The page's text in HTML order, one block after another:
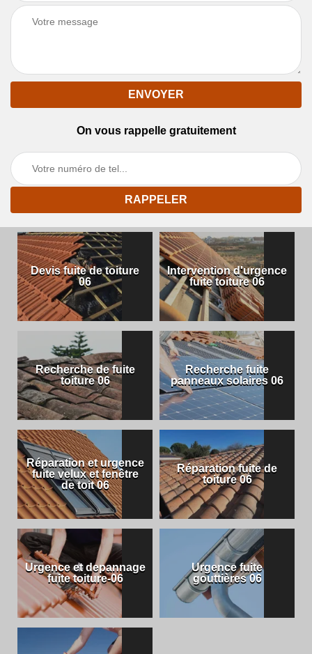
On vous rappelle gratuitement
Devis fuite de toiture
06
Intervention d'urgence
fuite toiture 06
Recherche de fuite
toiture 06
Recherche fuite
panneaux solaires 06
Réparation et urgence
fuite velux et fenêtre
de toit 06
Réparation fuite de
toiture 06
Urgence et depannage
fuite toiture-06
Urgence fuite
gouttières 06